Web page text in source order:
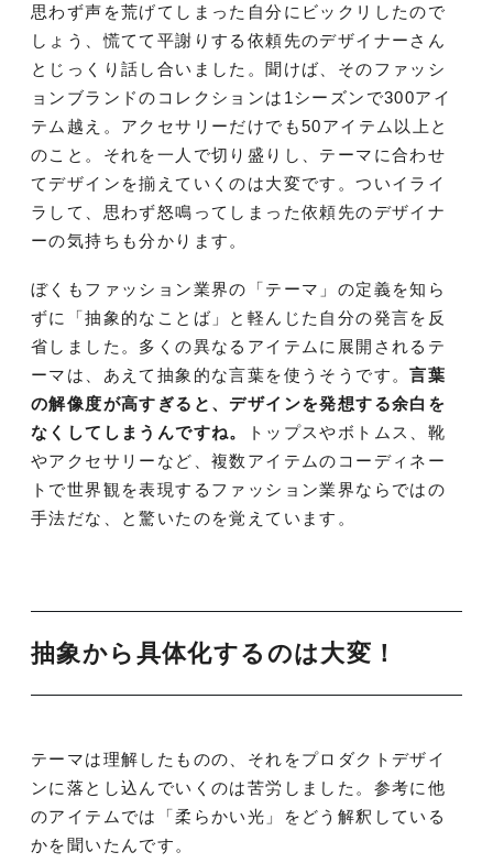
思わず声を荒げてしまった自分にビックリしたので
しょう、慌てて平謝りする依頼先のデザイナーさん
とじっくり話し合いました。聞けば、そのファッシ
ョンブランドのコレクションは1シーズンで300アイ
テム越え。アクセサリーだけでも50アイテム以上と
のこと。それを一人で切り盛りし、テーマに合わせ
てデザインを揃えていくのは大変です。ついイライ
ラして、思わず怒鳴ってしまった依頼先のデザイナ
ーの気持ちも分かります。
ぼくもファッション業界の「テーマ」の定義を知ら
ずに「抽象的なことば」と軽んじた自分の発言を反
省しました。多くの異なるアイテムに展開されるテ
ーマは、あえて抽象的な言葉を使うそうです。言葉
の解像度が高すぎると、デザインを発想する余白を
なくしてしまうんですね。
トップスやボトムス、靴
やアクセサリーなど、複数アイテムのコーディネー
トで世界観を表現するファッション業界ならではの
手法だな、と驚いたのを覚えています。
抽象から具体化するのは大変！
テーマは理解したものの、それをプロダクトデザイ
ンに落とし込んでいくのは苦労しました。参考に他
のアイテムでは「柔らかい光」をどう解釈している
かを聞いたんです。